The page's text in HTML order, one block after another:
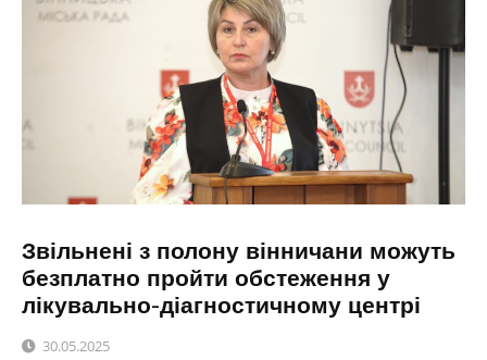
Звільнені з полону вінничани можуть
безплатно пройти обстеження у
лікувально-діагностичному центрі
30.05.2025